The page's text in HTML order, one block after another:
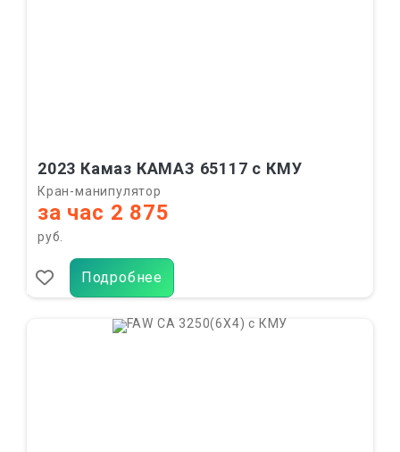
2023 Камаз КАМАЗ 65117 с КМУ
Кран-манипулятор
за час 2 875
руб.
Подробнее